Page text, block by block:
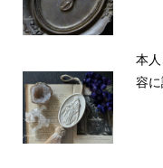
本
容